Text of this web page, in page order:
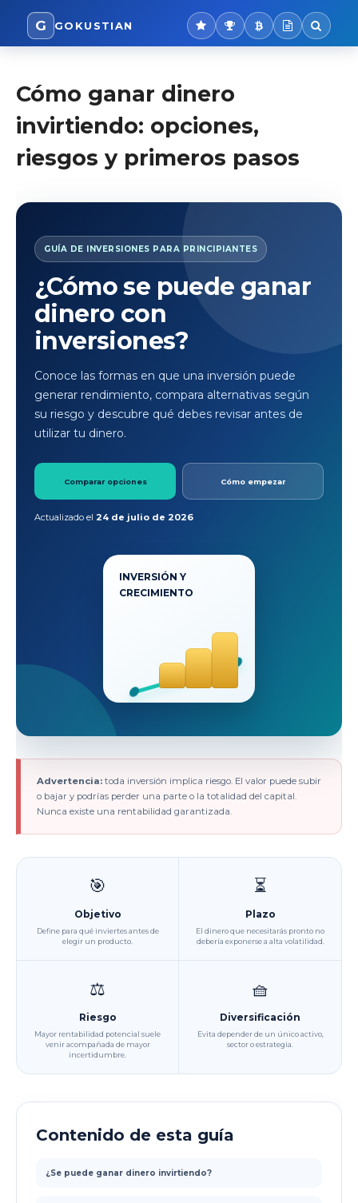
G GOKUSTIAN
Cómo ganar dinero
invirtiendo: opciones,
riesgos y primeros pasos
GUÍA DE INVERSIONES PARA PRINCIPIANTES
¿Cómo se puede ganar
dinero con
inversiones?
Conoce las formas en que una inversión puede
generar rendimiento, compara alternativas según
su riesgo y descubre qué debes revisar antes de
utilizar tu dinero.
Comparar opciones Cómo empezar
Actualizado el 24 de julio de 2026
INVERSIÓN Y
CRECIMIENTO
Advertencia: toda inversión implica riesgo. El valor puede subir
o bajar y podrías perder una parte o la totalidad del capital.
Nunca existe una rentabilidad garantizada.
🎯
Objetivo
Define para qué inviertes antes de
elegir un producto.
⏳
Plazo
El dinero que necesitarás pronto no
debería exponerse a alta volatilidad.
⚖️
Riesgo
Mayor rentabilidad potencial suele
venir acompañada de mayor
incertidumbre.
🧺
Diversificación
Evita depender de un único activo,
sector o estrategia.
Contenido de esta guía
¿Se puede ganar dinero invirtiendo?